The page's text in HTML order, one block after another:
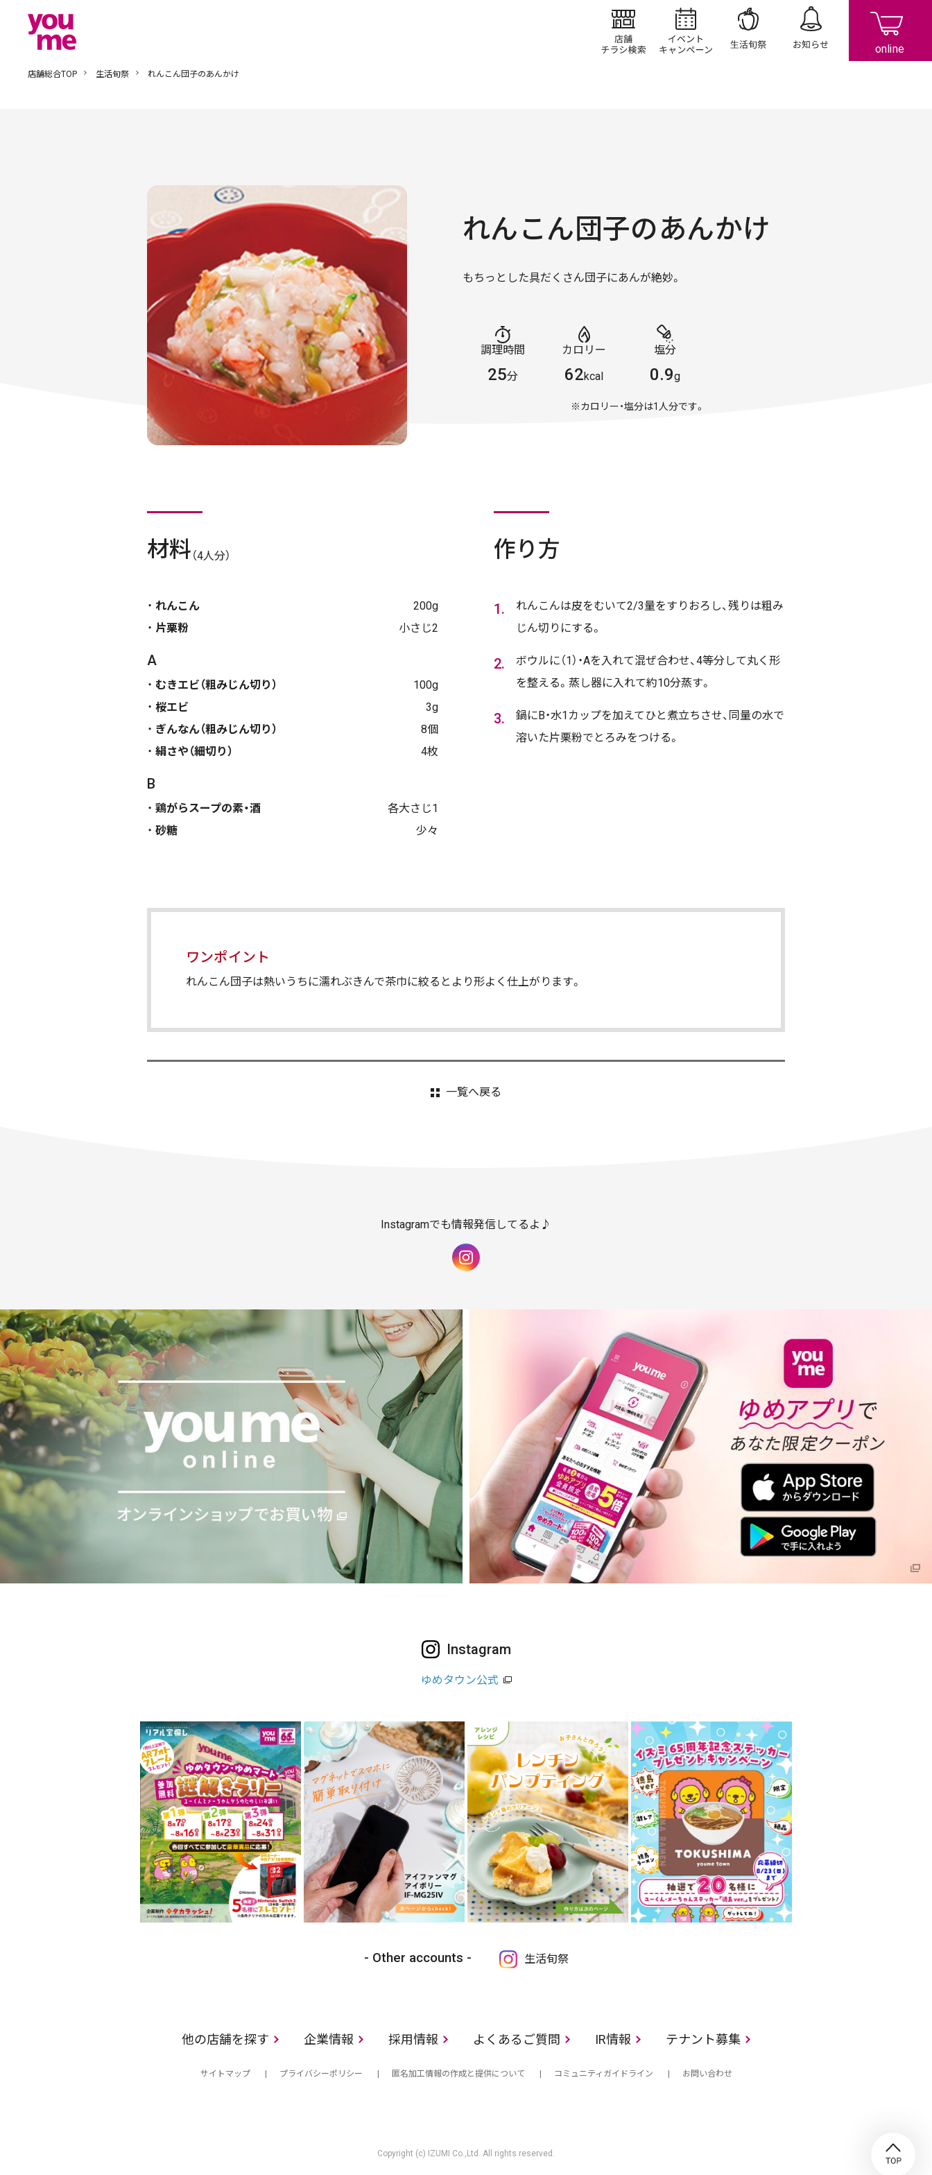
店舗/チラシ検索イベント/キャンペーン
生活旬祭 お知らせ
店舗総合TOP 生活旬祭 れんこん団子のあんかけ
れんこん団子のあんかけ
もちっとした具だくさん団子にあんが絶妙。
調理時間
25分
カロリー
62kcal
塩分
0.9g
※カロリー・塩分は1人分です。
材料 （4人分）
れんこん
200g
片栗粉
小さじ2
A
むきエビ（粗みじん切り）
100g
桜エビ
3g
ぎんなん（粗みじん切り）
8個
絹さや（細切り）
4枚
B
鶏がらスープの素・酒
各大さじ1
砂糖
少々
作り方
れんこんは皮をむいて2/3量をすりおろし、残りは粗み
じん切りにする。
ボウルに（1）・Aを入れて混ぜ合わせ、4等分して丸く形
を整える。蒸し器に入れて約10分蒸す。
鍋にB・水1カップを加えてひと煮立ちさせ、同量の水で
溶いた片栗粉でとろみをつける。
ワンポイント
れんこん団子は熱いうちに濡れぶきんで茶巾に絞るとより形よく仕上がります。
一覧へ戻る
Instagramでも情報発信してるよ♪
Instagram
ゆめタウン公式
Other accounts 生活旬祭
他の店舗を探す 企業情報 採用情報 よくあるご質問 IR情報 テナント募集
サイトマップ プライバシーポリシー 匿名加工情報の作成と提供について コミュニティガイドライン お問い合わせ
Copyright (c) IZUMI Co.,Ltd. All rights reserved.